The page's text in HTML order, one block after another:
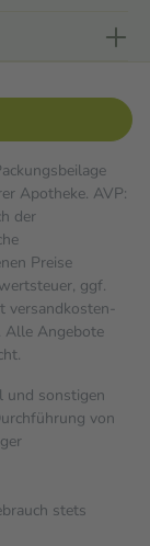
Apotheke. AVP:
der
Preise
ggf.
versand­kosten­
Alle Angebote
und sonstigen
von
stets